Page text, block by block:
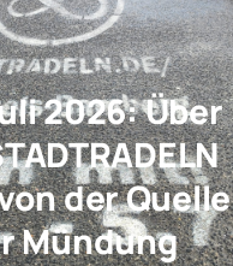
2026: Über
der Quelle
Mündung